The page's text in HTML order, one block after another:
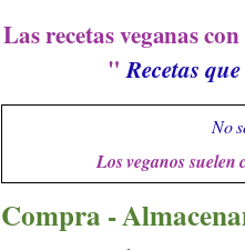
Las recetas veganas
"Recetas
No
Los veganos suelen
Compra -